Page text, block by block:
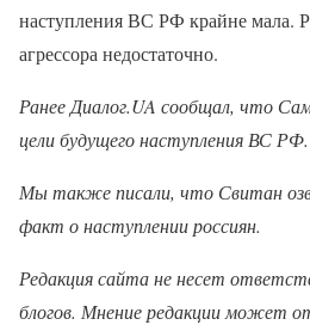
наступления ВС РФ крайне мала.
агрессора недостаточно.
Ранее Диалог.UA сообщал, что
цели будущего наступления ВС РФ.
Мы также писали, что Свитан
факт о наступлении россиян.
Редакция сайта не несет
блогов. Мнение редакции может